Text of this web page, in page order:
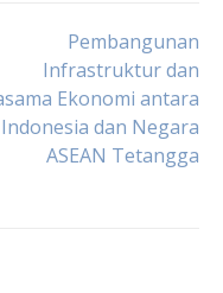
Pembangunan
Infrastruktur dan
Ekonomi antara
Indonesia dan Negara
ASEAN Tetangga